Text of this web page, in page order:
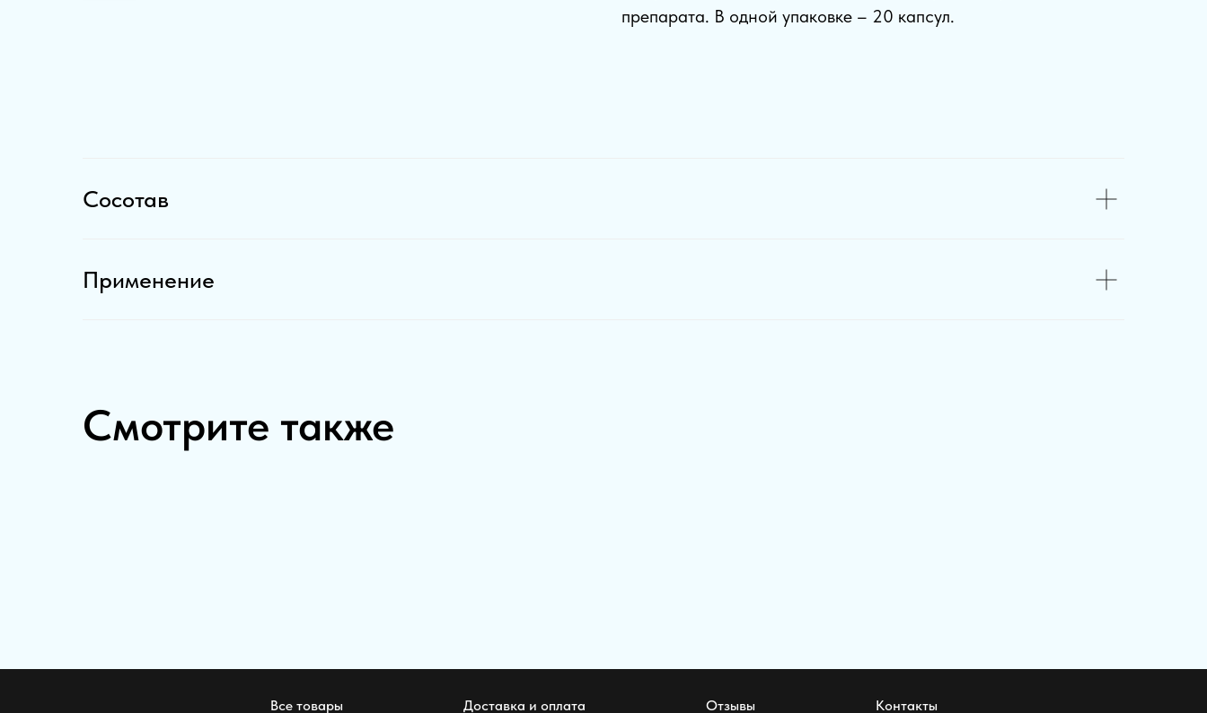
препарата. В одной упаковке – 20 капсул.
Сосотав
Применение
Смотрите также
Все товары Доставка и оплата Отзывы Контакты